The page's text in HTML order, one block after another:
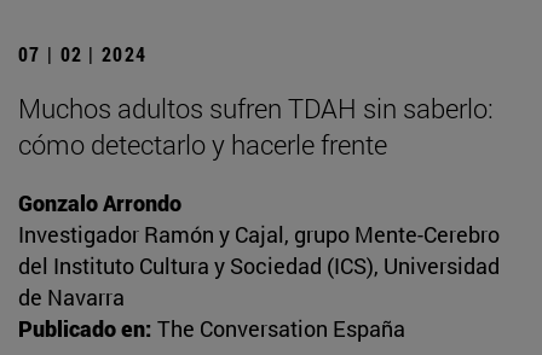
07 | 02 | 2024
Muchos adultos sufren TDAH sin saberlo:
cómo detectarlo y hacerle frente
Gonzalo Arrondo
Investigador Ramón y Cajal, grupo Mente-Cerebro
del Instituto Cultura y Sociedad (ICS), Universidad
de Navarra
Publicado en: The Conversation España